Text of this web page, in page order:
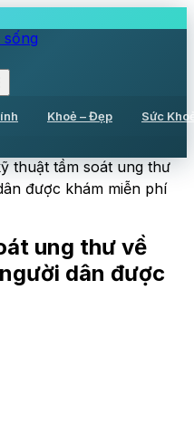
Khoẻ – Đẹp Sức
thuật tầm soát ung thư
được khám miễn phí
ung thư về
dân được